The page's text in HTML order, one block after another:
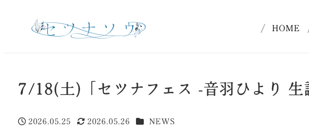
HOME
7/18(土)「セツナフェス -音羽ひより 生
投稿日
2026.05.25
更新日
2026.05.26 カテゴリー
NEWS